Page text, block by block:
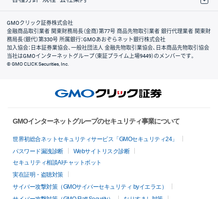
取引規程・約款
サイトマップ
その他のご案内
個人情報保護方針
最良執行方針
サイトのご利用について
ディスクレイマー
信託保全
リスク説明
会社案内
GMOクリック証券株式会社
金融商品取引業者 関東財務局長（金商）第77号 商品先物取引業者 銀行代理業者 関東財
務局長（銀代）第330号 所属銀行：GMOあおぞらネット銀行株式会社
加入協会：日本証券業協会、一般社団法人 金融先物取引業協会、日本商品先物取引協会
当社はGMOインターネットグループ（東証プライム上場9449）のメンバーです。
© GMO CLICK Securities, Inc.
GMOインターネットグループのセキュリティ事業について
世界初総合ネットセキュリティサービス「GMOセキュリティ24」
パスワード漏洩診断
Webサイトリスク診断
セキュリティ相談AIチャットボット
実在証明・盗聴対策
サイバー攻撃対策（GMOサイバーセキュリティ byイエラエ）